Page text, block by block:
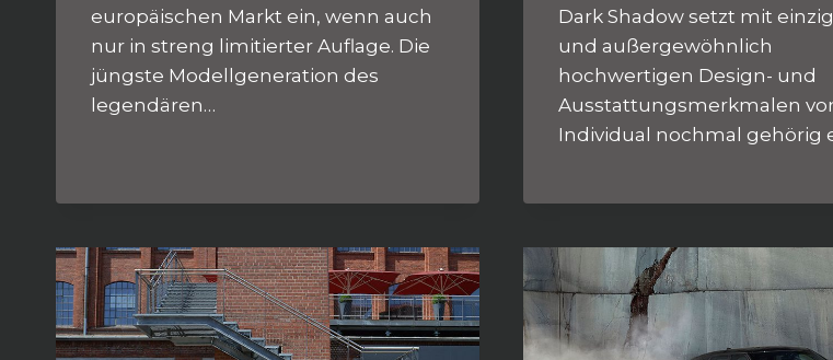
europäischen Markt ein, wenn auch
nur in streng limitierter Auflage. Die
jüngste Modellgeneration des
legendären…
Dark Shadow setzt mit
und außergewöhnlich
hochwertigen Design- und
Ausstattungsmerkmalen
Individual nochmal gehörig